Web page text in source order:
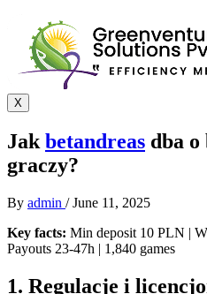
X
Jak betandreas dba o
graczy?
By admin /June 11, 2025
Key facts: Min deposit 10 PLN |
Payouts 23-47h | 1,840 games
1. Regulacje i